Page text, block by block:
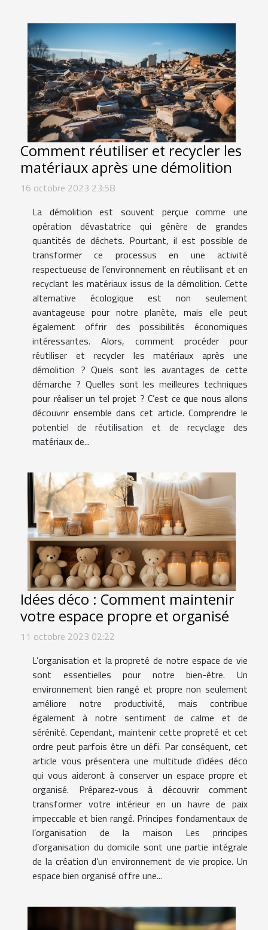
Comment réutiliser et recycler les
matériaux après une démolition
16 octobre 2023 23:58
La démolition est souvent perçue comme une
opération dévastatrice qui génère de grandes
quantités de déchets. Pourtant, il est possible de
transformer ce processus en une activité
respectueuse de l’environnement en réutilisant et en
recyclant les matériaux issus de la démolition. Cette
alternative écologique est non seulement
avantageuse pour notre planète, mais elle peut
également offrir des possibilités économiques
intéressantes. Alors, comment procéder pour
réutiliser et recycler les matériaux après une
démolition ? Quels sont les avantages de cette
démarche ? Quelles sont les meilleures techniques
pour réaliser un tel projet ? C’est ce que nous allons
découvrir ensemble dans cet article. Comprendre le
potentiel de réutilisation et de recyclage des
matériaux de...
Idées déco : Comment maintenir
votre espace propre et organisé
11 octobre 2023 02:22
L’organisation et la propreté de notre espace de vie
sont essentielles pour notre bien-être. Un
environnement bien rangé et propre non seulement
améliore notre productivité, mais contribue
également à notre sentiment de calme et de
sérénité. Cependant, maintenir cette propreté et cet
ordre peut parfois être un défi. Par conséquent, cet
article vous présentera une multitude d’idées déco
qui vous aideront à conserver un espace propre et
organisé. Préparez-vous à découvrir comment
transformer votre intérieur en un havre de paix
impeccable et bien rangé. Principes fondamentaux de
l’organisation de la maison Les principes
d’organisation du domicile sont une partie intégrale
de la création d’un environnement de vie propice. Un
espace bien organisé offre une...